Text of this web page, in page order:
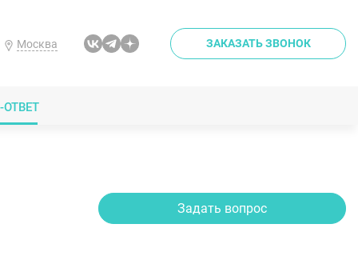
Москва ЗАКАЗАТЬ ЗВОНОК
Задать вопрос